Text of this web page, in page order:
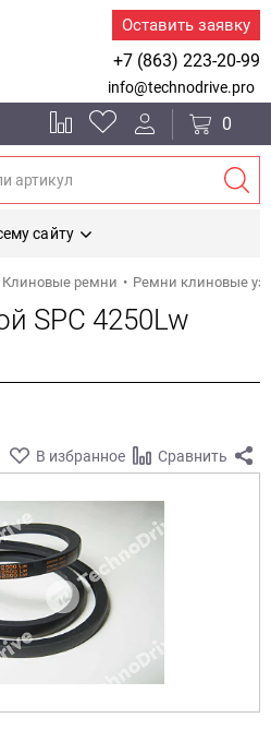
Оставить заявку
+7 (863) 223-20-99
info@technodrive.pro
0
сайту
Клиновые ремни Ремни клиновые
SPC 4250Lw
В избранное Сравнить